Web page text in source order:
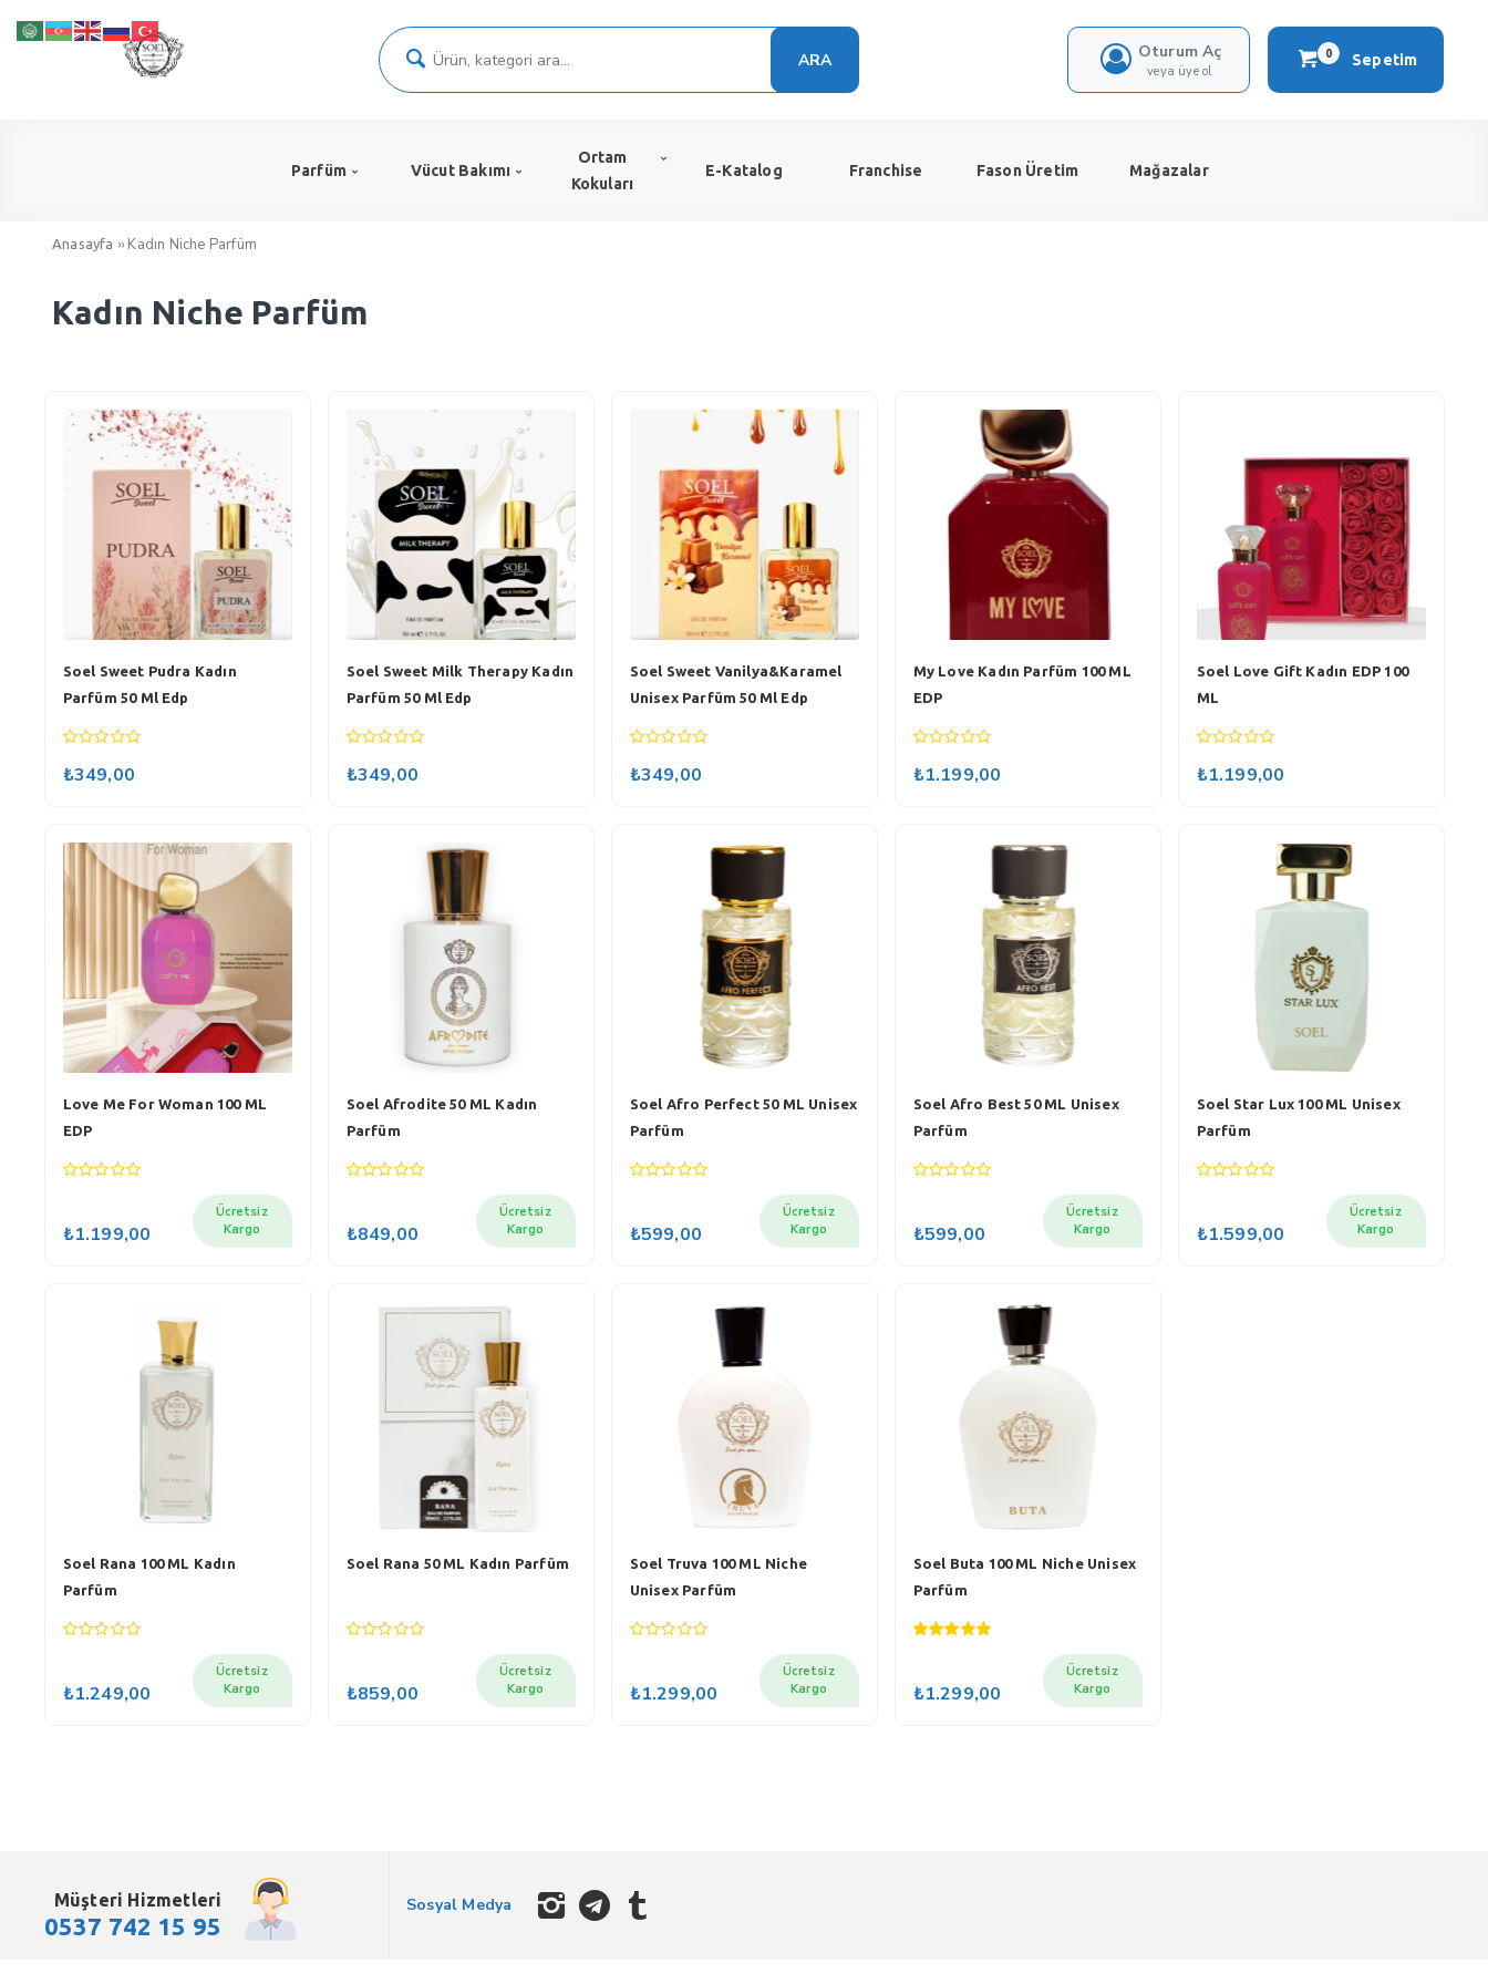
ARA Oturum Aç
veya üye ol
0 Sepetim
Parfüm Vücut Bakımı
Ortam
Kokuları
E-Katalog Franchise Fason Üretim Mağazalar
Anasayfa ›› Kadın Niche Parfüm
Kadın Niche Parfüm
Soel Sweet Pudra Kadın
Parfüm 50 Ml Edp
out
₺349,00
Soel Sweet Milk Therapy Kadın
Parfüm 50 Ml Edp
out
₺349,00
Soel Sweet Vanilya&Karamel
Unisex Parfüm 50 Ml Edp
out
₺349,00
My Love Kadın Parfüm 100 ML
EDP
out
₺1.199,00
Soel Love Gift Kadın EDP 100
ML
out
₺1.199,00
Love Me For Woman 100 ML
EDP
of
5
₺1.199,00
Ücretsiz
Kargo
Soel Afrodite 50 ML Kadın
Parfüm
of
5
₺849,00
Ücretsiz
Kargo
Soel Afro Perfect 50 ML Unisex
Parfüm
of
5
₺599,00
Ücretsiz
Kargo
Soel Afro Best 50 ML Unisex
Parfüm
of
5
₺599,00
Ücretsiz
Kargo
Soel Star Lux 100 ML Unisex
Parfüm
of
5
₺1.599,00
Ücretsiz
Kargo
Soel Rana 100 ML Kadın
Parfüm
of
5
₺1.249,00
Ücretsiz
Kargo
Soel Rana 50 ML Kadın Parfüm
of
5
₺859,00
Ücretsiz
Kargo
Soel Truva 100 ML Niche
Unisex Parfüm
of
5
₺1.299,00
Ücretsiz
Kargo
Soel Buta 100 ML Niche Unisex
Parfüm
₺1.299,00
Ücretsiz
Kargo
Müşteri Hizmetleri
0537 742 15 95
Sosyal Medya